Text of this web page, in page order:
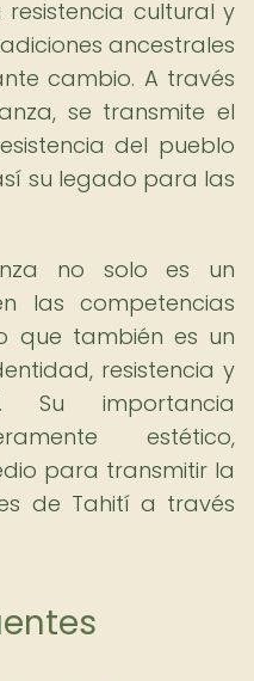
cultural y
ancestrales
cambio. A través
se transmite el
del pueblo
su legado para las
no solo es un
las competencias
que también es un
resistencia y
Su importancia
estético,
para transmitir la
de Tahití a través